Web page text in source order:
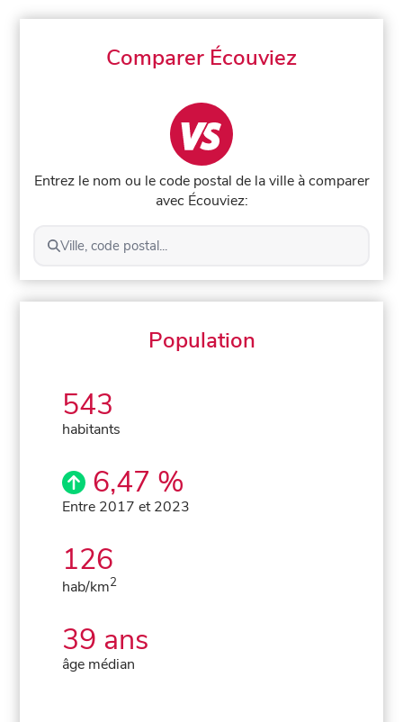
Comparer Écouviez
Entrez le nom ou le code postal de la ville à comparer
avec Écouviez:
Ville, code postal...
Population
543
habitants
6,47 %
Entre 2017 et 2023
126
hab/km2
39 ans
âge médian